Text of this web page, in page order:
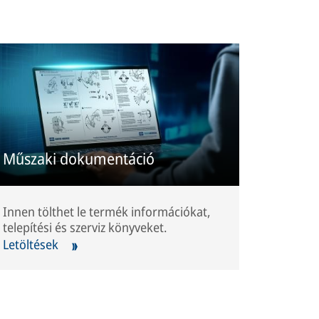
Műszaki dokumentáció
Innen tölthet le termék információkat,
telepítési és szerviz könyveket.
Letöltések